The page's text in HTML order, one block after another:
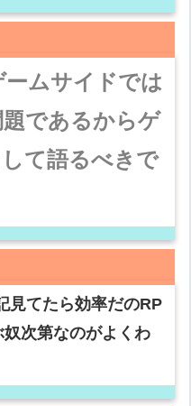
ムサイドでは
であるからゲ
て語るべきで
見てたら効率だのRP
次第なのがよくわ